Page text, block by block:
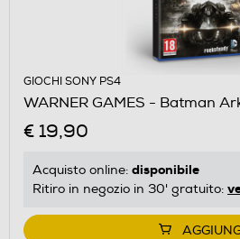
GIOCHI SONY PS4
WARNER GAMES - Batman
€ 19,90
Acquisto online: disponibile
Ritiro in negozio in 30' gratuito: